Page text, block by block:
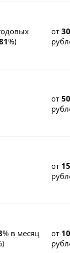
%)
от
от
от
% в месяц
от